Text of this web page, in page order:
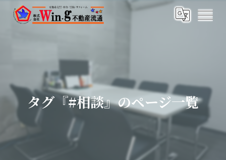
タグ『#相談』のページ一覧